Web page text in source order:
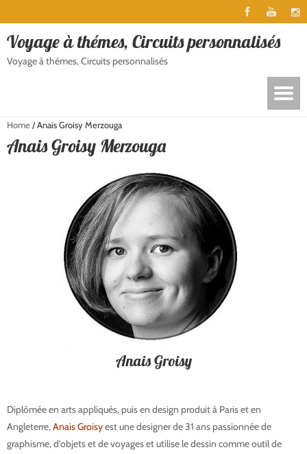
Voyage à thémes, Circuits personnalisés
Voyage à thémes, Circuits personnalisés
Home/Anais Groisy Merzouga
Anais Groisy Merzouga
Anais Groisy
Diplômée en arts appliqués, puis en design produit à Paris et en
Angleterre,Anais Groisyest une designer de 31 ans passionnée de
graphisme, d’objets et de voyages et utilise le dessin comme outil de